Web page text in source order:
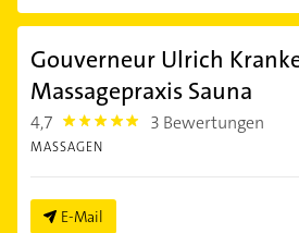
Gouverneur Ulrich
Massagepraxis Sauna
4,7 4.7000003 3 Bewertungen
MASSAGEN
E-Mail